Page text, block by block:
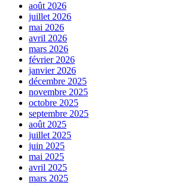
août 2026
juillet 2026
mai 2026
avril 2026
mars 2026
février 2026
janvier 2026
décembre 2025
novembre 2025
octobre 2025
septembre 2025
août 2025
juillet 2025
juin 2025
mai 2025
avril 2025
mars 2025